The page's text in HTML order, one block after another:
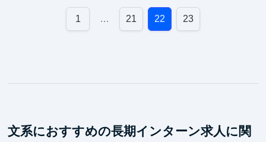
1 … 21 22 23
文系におすすめの長期インターン求人に関